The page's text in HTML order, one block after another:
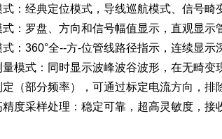
：经典定位模式，导线巡航模式、信号畸
：罗盘、方向和信号幅值显示，直观显示
：360°全--方-位管线路径指示，连续显
模式：同时显示波峰波谷波形，在无畸变
（部分频率），可通过标定电流方向，排
度采样处理：稳定可靠，超高灵敏度，